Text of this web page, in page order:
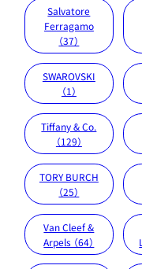
Salvatore
Ferragamo
（37）
SWAROVSKI
（1）
Tiffany & Co.
（129）
TORY BURCH
（25）
Van Cleef &
Arpels （64）